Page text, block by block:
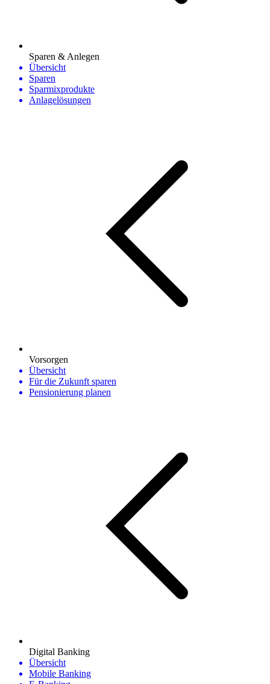
Sparen & Anlegen
Übersicht
Sparen
Sparmixprodukte
Anlagelösungen
Vorsorgen
Übersicht
Für die Zukunft sparen
Pensionierung planen
Digital Banking
Übersicht
Mobile Banking